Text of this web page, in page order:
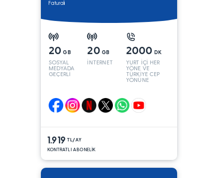
Faturalı
20 GB
SOSYAL
MEDYADA
GEÇERLİ
20 GB
İNTERNET
2000 DK
YURT İÇİ HER
YÖNE VE
TÜRKİYE CEP
YÖNÜNE
1.919 TL/AY
KONTRATLI ABONELİK